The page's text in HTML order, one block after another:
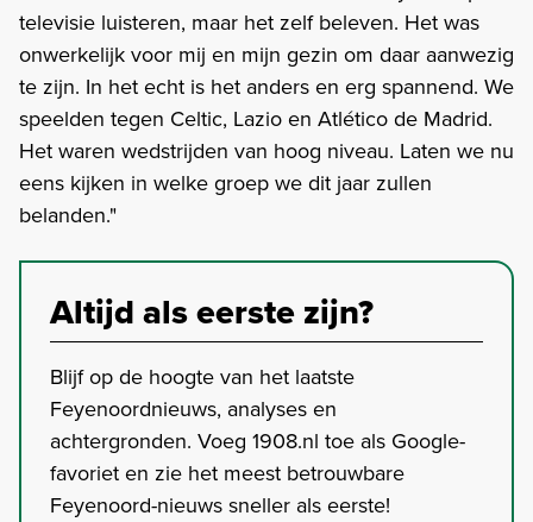
televisie luisteren, maar het zelf beleven. Het was
onwerkelijk voor mij en mijn gezin om daar aanwezig
te zijn. In het echt is het anders en erg spannend. We
speelden tegen Celtic, Lazio en Atlético de Madrid.
Het waren wedstrijden van hoog niveau. Laten we nu
eens kijken in welke groep we dit jaar zullen
belanden."
Altijd als eerste zijn?
Blijf op de hoogte van het laatste
Feyenoordnieuws, analyses en
achtergronden. Voeg 1908.nl toe als Google-
favoriet en zie het meest betrouwbare
Feyenoord-nieuws sneller als eerste!